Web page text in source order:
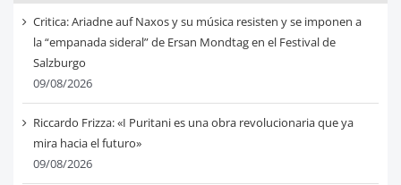
Critica: Ariadne auf Naxos y su música resisten y se imponen a
la “empanada sideral” de Ersan Mondtag en el Festival de
Salzburgo
09/08/2026
Riccardo Frizza: «I Puritani es una obra revolucionaria que ya
mira hacia el futuro»
09/08/2026